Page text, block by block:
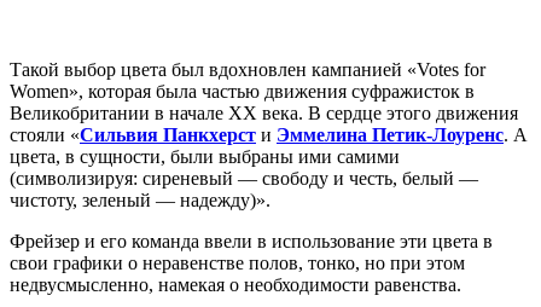
Такой выбор цвета был вдохновлен кампанией «Votes for
Women», которая была частью движения суфражисток в
Великобритании в начале XX века. В сердце этого движения
стояли «Сильвия Панкхерст и Эммелина Петик-Лоуренс. А
цвета, в сущности, были выбраны ими самими
(символизируя: сиреневый — свободу и честь, белый —
чистоту, зеленый — надежду)».
Фрейзер и его команда ввели в использование эти цвета в
свои графики о неравенстве полов, тонко, но при этом
недвусмысленно, намекая о необходимости равенства.